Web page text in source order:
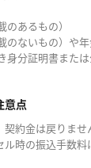
のあるもの）
のないもの）や
身分証明書また
意点
約金は戻りませ
時の振込手数